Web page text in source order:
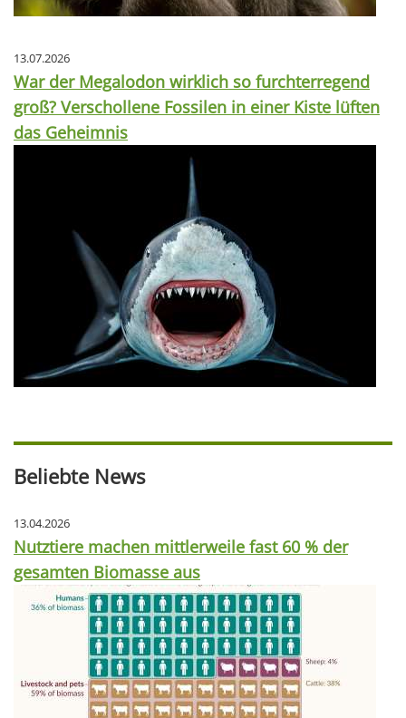
13.07.2026
War der Megalodon wirklich so furchterregend
groß? Verschollene Fossilen in einer Kiste lüften
das Geheimnis
Beliebte News
13.04.2026
Nutztiere machen mittlerweile fast 60 % der
gesamten Biomasse aus